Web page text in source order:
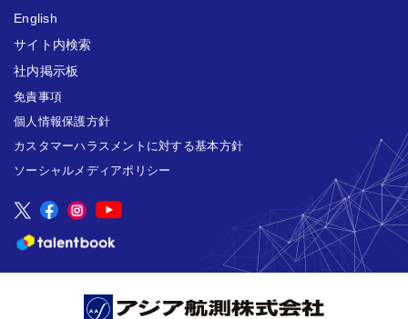
English
サイト内検索
社内掲示板
免責事項
個人情報保護方針
カスタマーハラスメントに対する基本方針
ソーシャルメディアポリシー